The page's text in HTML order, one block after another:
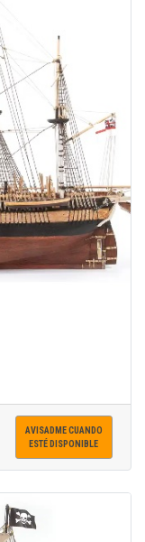
AVISADME CUANDO
ESTÉ DISPONIBLE